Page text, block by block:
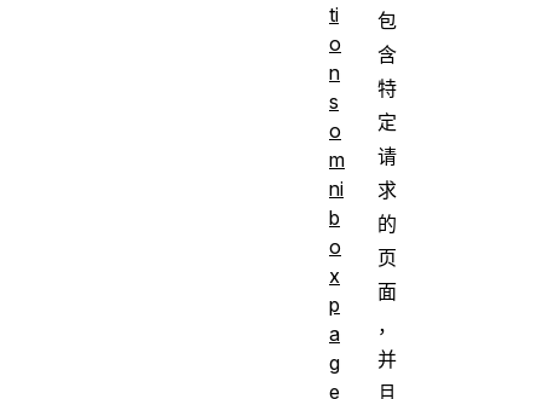
包
含
特
定
请
求
的
页
面
，
并
且
ti
o
n
s
o
m
ni
b
o
x
p
a
g
e